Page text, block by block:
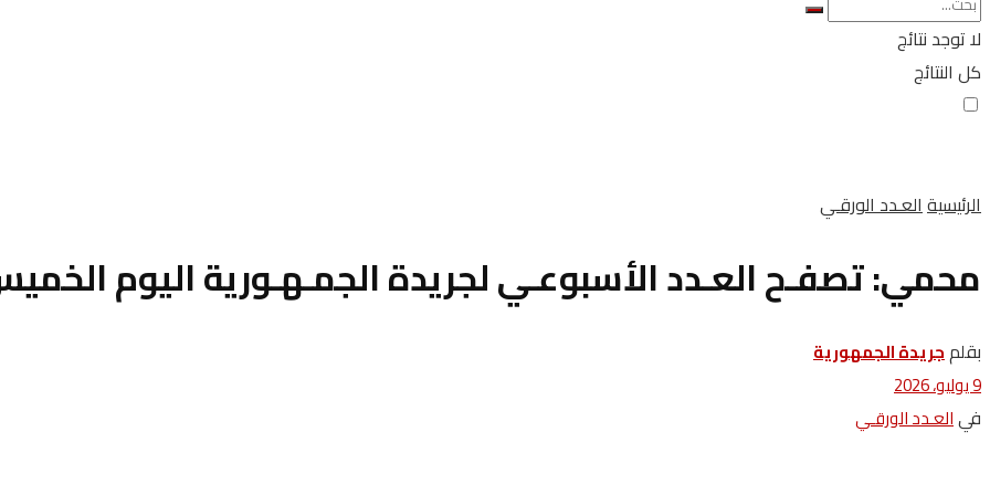
لا توجد نتائج
كل النتائج
الرئيسيةالعـدد الورقـي
محمي: تصفـح العـدد الأسبوعـي لجريدة الجمـهـورية اليوم الخميس 9 يوليو
بقلمجريدة الجمهورية
9 يوليو، 2026
فيالعـدد الورقـي